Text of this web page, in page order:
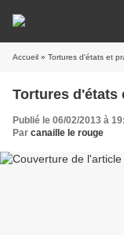
Accueil » Tortures d'états et
Tortures d'états
Publié le 06/02/2013 à
Par canaille le rouge